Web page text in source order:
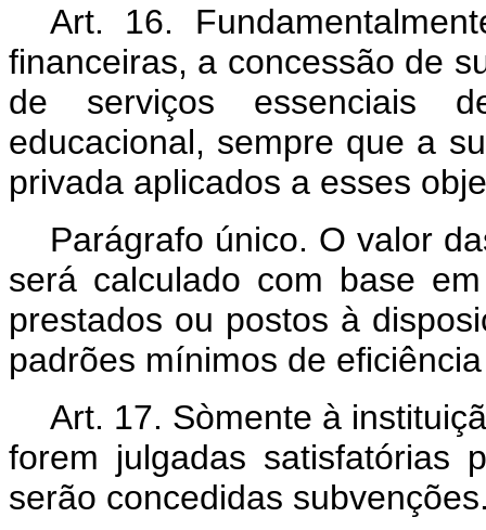
Art. 16.
financeiras, a concessão de
de serviços essenciais
educacional, sempre que a
privada aplicados a esses
Parágrafo único. O valor
será calculado com base
prestados ou postos à
padrões mínimos de
Art. 17. Sòmente à
forem julgadas satisfatórias
serão concedidas